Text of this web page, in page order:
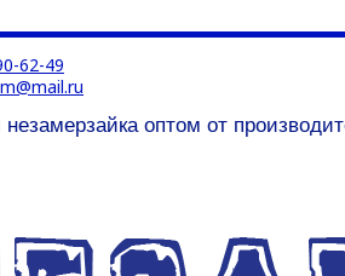
62-49
оптом от